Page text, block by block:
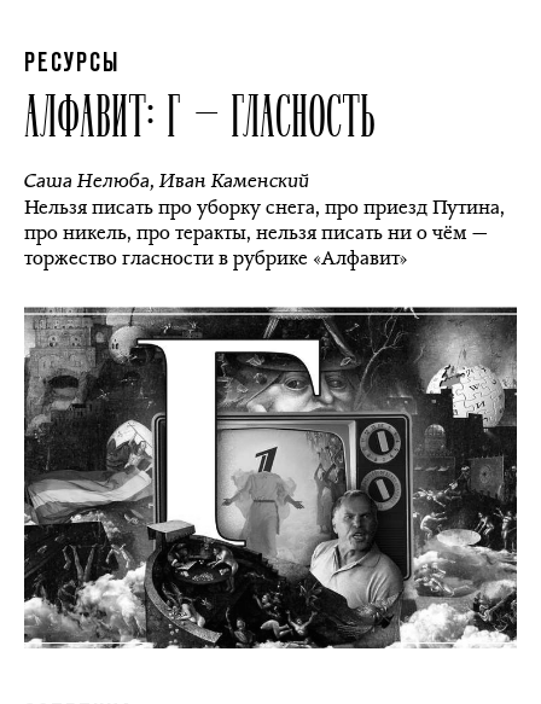
РЕСУРСЫ
АЛФАВИТ: Г — ГЛАСНОСТЬ
Саша Нелюба,Иван Каменский
Нельзя писать про уборку снега, про приезд Путина,
про никель, про теракты, нельзя писать ни о чём —
торжество гласности в рубрике «Алфавит»